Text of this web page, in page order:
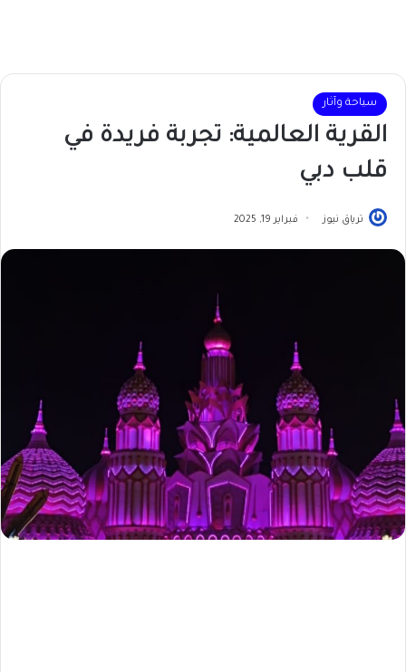
سياحة وآثار
القرية العالمية: تجربة فريدة في
قلب دبي
ترياق نيوز فبراير 19, 2025